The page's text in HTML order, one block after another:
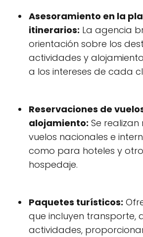
Asesoramiento en la
itinerarios: La agencia
orientación sobre los
actividades y
a los intereses de cada
Reservaciones de
alojamiento: Se
vuelos nacionales e
como para hoteles y
hospedaje.
Paquetes turísticos:
que incluyen transporte,
actividades,